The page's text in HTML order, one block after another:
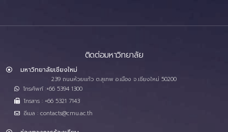
ติดต่อมหาวิทยาลัย
มหาวิทยาลัยเชียงใหม่
239 ถนนห้วยแก้ว ต.สุเทพ อ.เมือง จ.เชียงใหม่ 50200
โทรศัพท์ :+66 5394 1300
โทรสาร : +66 5321 7143
อีเมล : contacts@cmu.ac.th